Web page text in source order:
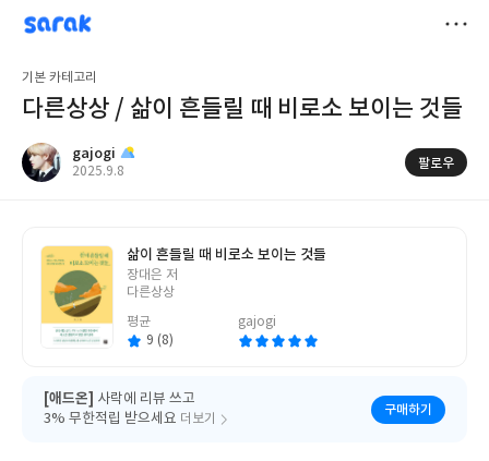
sarak
gajogi
기본 카테고리
다른상상 / 삶이 흔들릴 때 비로소 보이는 것들
gajogi
작
2025.9.8
팔로우
삶이 흔들릴 때 비로소 보이는 것들
글
쓴
장대은 저
다른상상
평균
9 (8)
gajogi
[애드온] 사락에 리뷰 쓰고
3% 무한적립 받으세요 더보기
구매하기